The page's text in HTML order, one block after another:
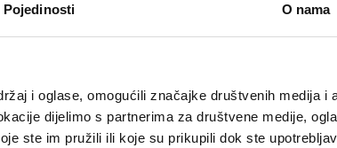
Pojedinosti O nama
i oglase, omogućili značajke društvenih medija i
dijelimo s partnerima za društvene medije,
ste im pružili ili koje su prikupili dok ste